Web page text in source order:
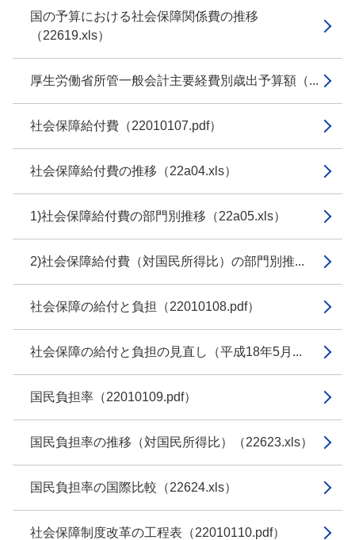
国の予算における社会保障関係費の推移
（22619.xls）
厚生労働省所管一般会計主要経費別歳出予算額（...
社会保障給付費（22010107.pdf）
社会保障給付費の推移（22a04.xls）
1)社会保障給付費の部門別推移（22a05.xls）
2)社会保障給付費（対国民所得比）の部門別推...
社会保障の給付と負担（22010108.pdf）
社会保障の給付と負担の見直し（平成18年5月...
国民負担率（22010109.pdf）
国民負担率の推移（対国民所得比）（22623.xls）
国民負担率の国際比較（22624.xls）
社会保障制度改革の工程表（22010110.pdf）